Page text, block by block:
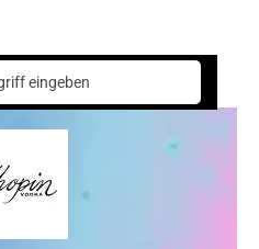
Chopin Potato Polnischer Vodka 40% Vol. 700ml